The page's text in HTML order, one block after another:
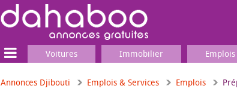
Voitures Immobilier Emplois
Annonces Djibouti Emplois & Services Emplois